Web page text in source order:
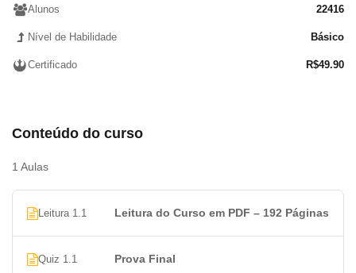
Alunos 22416
Nível de Habilidade Básico
Certificado R$49.90
Conteúdo do curso
1 Aulas
Leitura 1.1 Leitura do Curso em PDF – 192 Páginas
Quiz 1.1 Prova Final